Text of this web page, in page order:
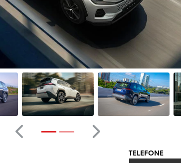
Anterior
Próximo
TELEFONE